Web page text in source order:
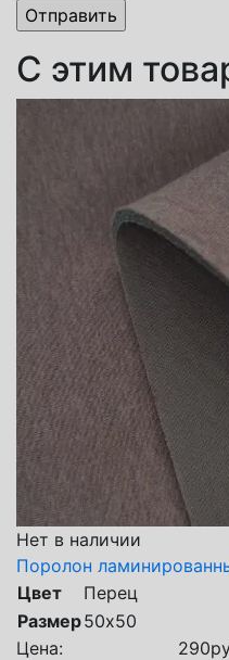
С этим
Нет в наличии
Поролон
Цвет
Перец
Размер50х50
Цена:
290